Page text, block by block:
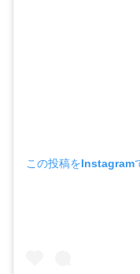
この投稿をInstagram